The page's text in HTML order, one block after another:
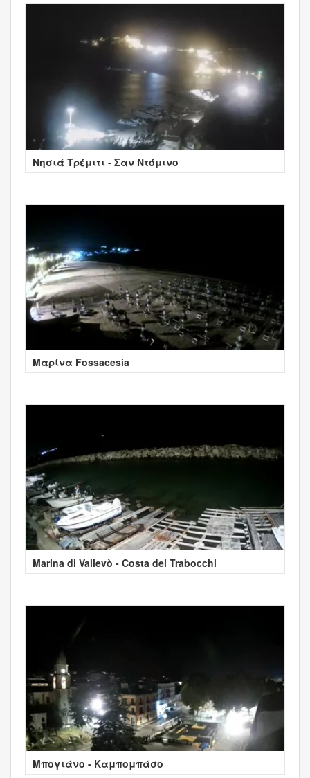
Νησιά Τρέμιτι - Σαν Ντόμινο
Μαρίνα Fossacesia
Marina di Vallevò - Costa dei Trabocchi
Μπογιάνο - Καμπομπάσο